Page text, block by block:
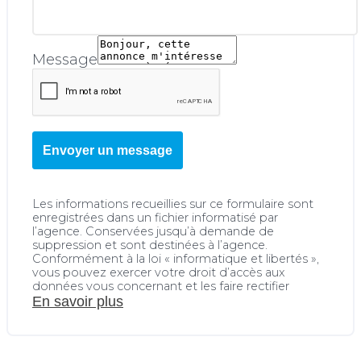
Message
Envoyer un message
Les informations recueillies sur ce formulaire sont
enregistrées dans un fichier informatisé par
l’agence. Conservées jusqu’à demande de
suppression et sont destinées à l’agence.
Conformément à la loi « informatique et libertés »,
vous pouvez exercer votre droit d’accès aux
données vous concernant et les faire rectifier
En savoir plus